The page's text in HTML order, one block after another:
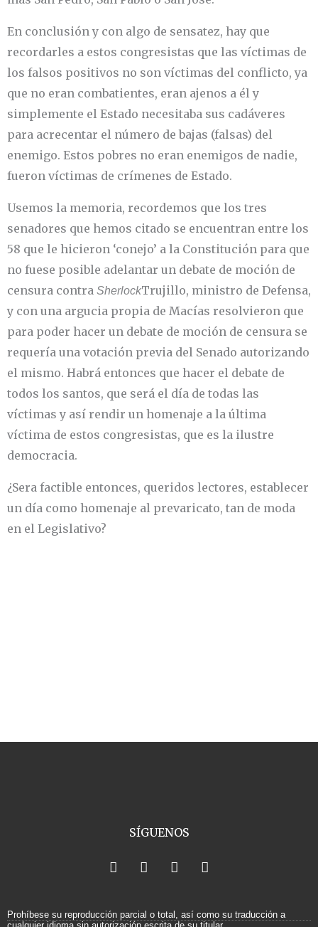
En conclusión y con algo de sensatez, hay que
recordarles a estos congresistas que las víctimas de
los falsos positivos no son víctimas del conflicto, ya
que no eran combatientes, eran ajenos a él y
simplemente el Estado necesitaba sus cadáveres
para acrecentar el número de bajas (falsas) del
enemigo. Estos pobres no eran enemigos de nadie,
fueron víctimas de crímenes de Estado.
Usemos la memoria, recordemos que los tres
senadores que hemos citado se encuentran entre los
58 que le hicieron ‘conejo’ a la Constitución para que
no fuese posible adelantar un debate de moción de
censura contra SherlockTrujillo, ministro de Defensa,
y con una argucia propia de Macías resolvieron que
para poder hacer un debate de moción de censura se
requería una votación previa del Senado autorizando
el mismo. Habrá entonces que hacer el debate de
todos los santos, que será el día de todas las
víctimas y así rendir un homenaje a la última
víctima de estos congresistas, que es la ilustre
democracia.
¿Sera factible entonces, queridos lectores, establecer
un día como homenaje al prevaricato, tan de moda
en el Legislativo?
SÍGUENOS
F
a
b
X
-
i
I
n
a
Y
o
u
Prohíbese su reproducción parcial o total, así como su traducción a